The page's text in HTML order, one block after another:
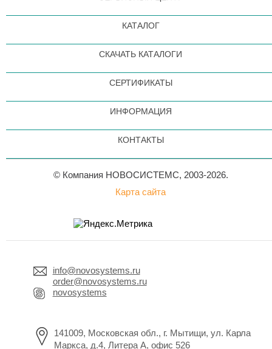
КАТАЛОГ
СКАЧАТЬ КАТАЛОГИ
СЕРТИФИКАТЫ
ИНФОРМАЦИЯ
КОНТАКТЫ
© Компания НОВОСИСТЕМС, 2003-2026.
Карта сайта
info@novosystems.ru
order@novosystems.ru
novosystems
141009, Московская обл., г. Мытищи, ул. Карла
Маркса, д.4, Литера А, офис 526